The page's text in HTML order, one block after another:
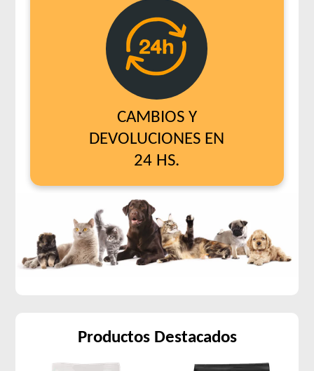
CAMBIOS Y
DEVOLUCIONES EN
24 HS.
Productos Destacados